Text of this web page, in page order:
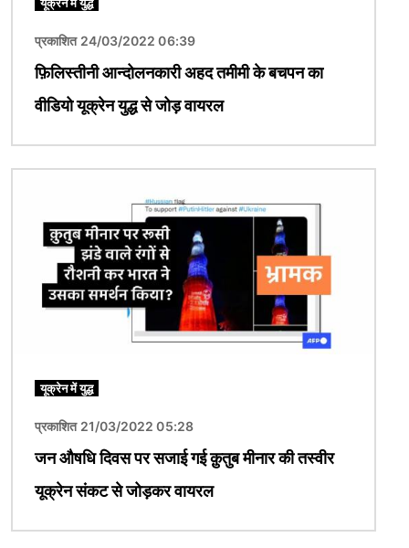
प्रकाशित 24/03/2022 06:39
फ़िलिस्तीनी आन्दोलनकारी अहद तमीमी के बचपन का
वीडियो यूक्रेन युद्ध से जोड़ वायरल
यूक्रेन में युद्ध
प्रकाशित 21/03/2022 05:28
जन औषधि दिवस पर सजाई गई क़ुतुब मीनार की तस्वीर
यूक्रेन संकट से जोड़कर वायरल